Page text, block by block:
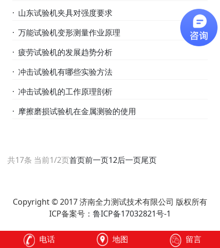
· 山东试验机夹具对强度要求
· 万能试验机变形测量作业原理
· 疲劳试验机的发展趋势分析
· 冲击试验机有哪些实验方法
· 冲击试验机的工作原理剖析
· 摩擦磨损试验机在金属测验的使用
共17条 当前1/2页首页前一页12后一页尾页
Copyright © 2017 济南全力测试技术有限公司 版权所有
ICP备案号： 鲁ICP备17032821号-1
电话 地图 留言